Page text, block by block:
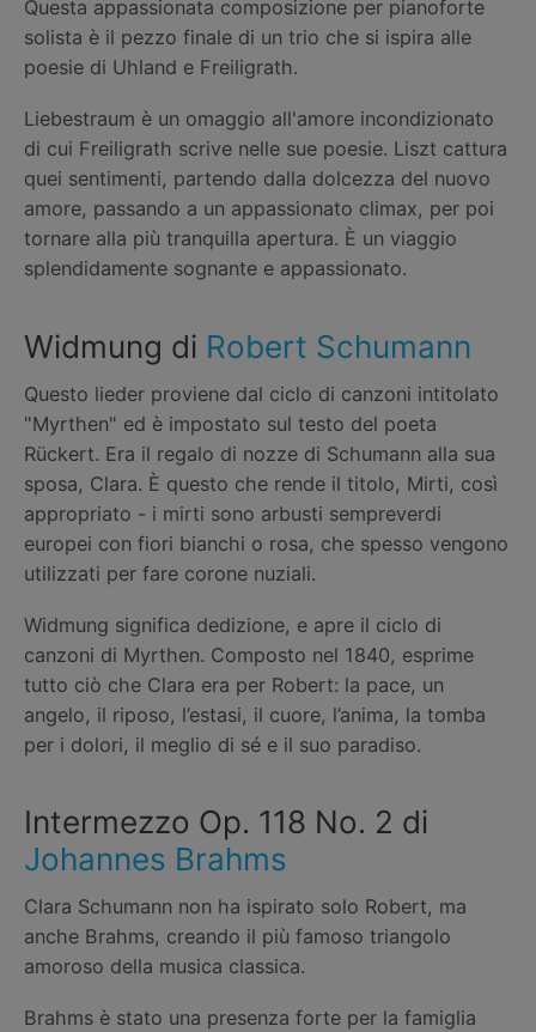
Questa appassionata composizione per pianoforte
solista è il pezzo finale di un trio che si ispira alle
poesie di Uhland e Freiligrath.
Liebestraum è un omaggio all'amore incondizionato
di cui Freiligrath scrive nelle sue poesie. Liszt cattura
quei sentimenti, partendo dalla dolcezza del nuovo
amore, passando a un appassionato climax, per poi
tornare alla più tranquilla apertura. È un viaggio
splendidamente sognante e appassionato.
Widmung di Robert Schumann
Questo lieder proviene dal ciclo di canzoni intitolato
"Myrthen" ed è impostato sul testo del poeta
Rückert. Era il regalo di nozze di Schumann alla sua
sposa, Clara. È questo che rende il titolo, Mirti, così
appropriato - i mirti sono arbusti sempreverdi
europei con fiori bianchi o rosa, che spesso vengono
utilizzati per fare corone nuziali.
Widmung significa dedizione, e apre il ciclo di
canzoni di Myrthen. Composto nel 1840, esprime
tutto ciò che Clara era per Robert: la pace, un
angelo, il riposo, l’estasi, il cuore, l’anima, la tomba
per i dolori, il meglio di sé e il suo paradiso.
Intermezzo Op. 118 No. 2 di
Johannes Brahms
Clara Schumann non ha ispirato solo Robert, ma
anche Brahms, creando il più famoso triangolo
amoroso della musica classica.
Brahms è stato una presenza forte per la famiglia